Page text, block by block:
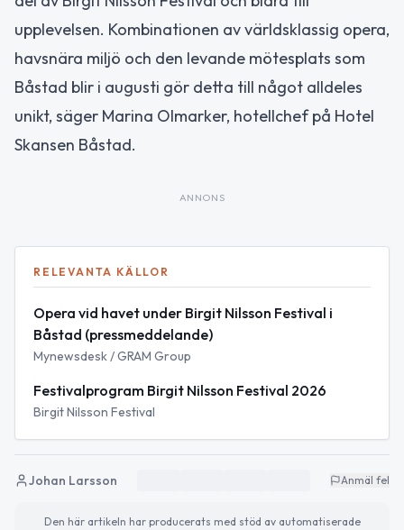
upplevelsen. Kombinationen av världsklassig opera,
havsnära miljö och den levande mötesplats som
Båstad blir i augusti gör detta till något alldeles
unikt, säger Marina Olmarker, hotellchef på Hotel
Skansen Båstad.
ANNONS
RELEVANTA KÄLLOR
Opera vid havet under Birgit Nilsson Festival i
Båstad (pressmeddelande)
Mynewsdesk / GRAM Group
Festivalprogram Birgit Nilsson Festival 2026
Birgit Nilsson Festival
Johan Larsson Anmäl fel
Den här artikeln har producerats med stöd av automatiserade